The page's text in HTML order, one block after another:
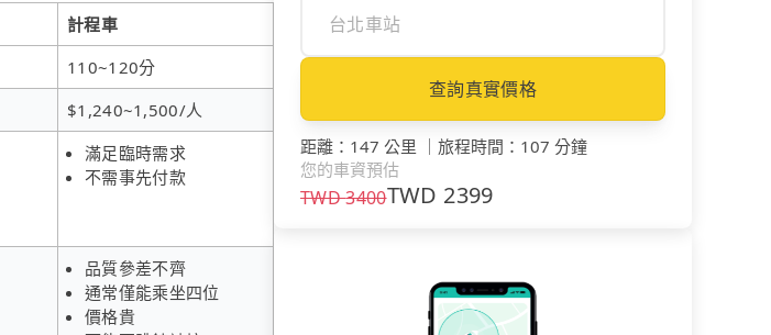
計程車
110~120分
$1,240~1,500/人
滿足臨時需求
不需事先付款
品質參差不齊
通常僅能乘坐四位
價格貴
查詢真實價格
距離 ： 147 公里 ｜ 旅程時間 ： 107 分鐘
您的車資預估
TWD3400TWD 2399